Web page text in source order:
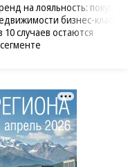
на лояльность:
бизнес-класса
10 случаев остаются